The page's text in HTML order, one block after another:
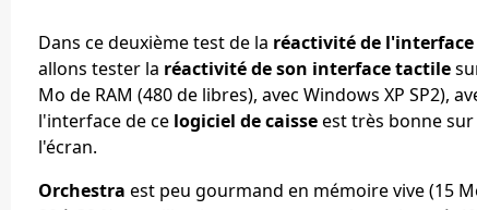
Dans ce deuxième test de la réactivité de
allons tester la réactivité de son interface tactile
Mo de RAM (480 de libres), avec Windows XP SP2),
l'interface de ce logiciel de caisseest très bonne
l'écran.
Orchestra est peu gourmand en mémoire vive (15